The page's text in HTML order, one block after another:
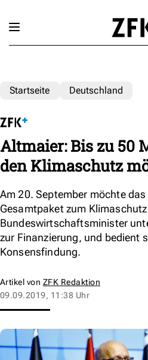
Startseite Deutschland
Altmaier: Bis zu 50
den Klimaschutz
Am 20. September möchte
Gesamtpaket zum
Bundeswirtschaftsminister
zur Finanzierung, und bedient
Konsensfindung.
Artikel von ZFK Redaktion
09.09.2019, 11:38 Uhr